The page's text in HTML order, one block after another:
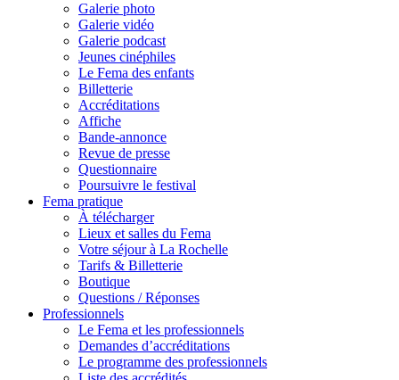
Galerie photo
Galerie vidéo
Galerie podcast
Jeunes cinéphiles
Le Fema des enfants
Billetterie
Accréditations
Affiche
Bande-annonce
Revue de presse
Questionnaire
Poursuivre le festival
Fema pratique
À télécharger
Lieux et salles du Fema
Votre séjour à La Rochelle
Tarifs & Billetterie
Boutique
Questions / Réponses
Professionnels
Le Fema et les professionnels
Demandes d’accréditations
Le programme des professionnels